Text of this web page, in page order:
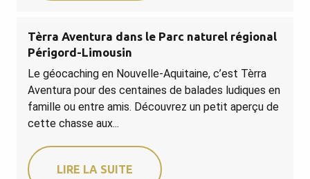
Tèrra Aventura dans le Parc naturel régional
Périgord-Limousin
Le géocaching en Nouvelle-Aquitaine, c’est Tèrra
Aventura pour des centaines de balades ludiques en
famille ou entre amis. Découvrez un petit aperçu de
cette chasse aux...
LIRE LA SUITE